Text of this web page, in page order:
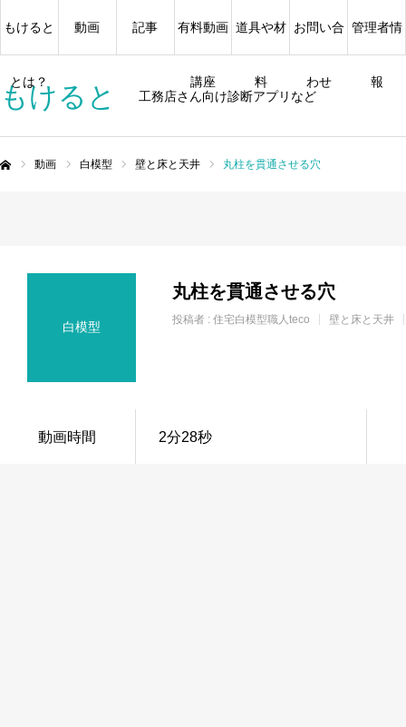
もけると 工務店さん向け診断アプリなど
もけると
とは？
動画 記事 有料動画
講座
道具や材
料
お問い合
わせ
管理者情
報
動画 白模型 壁と床と天井 丸柱を貫通させる穴
白模型
丸柱を貫通させる穴
投稿者 : 住宅白模型職人teco 壁と床と天井
動画時間 2分28秒